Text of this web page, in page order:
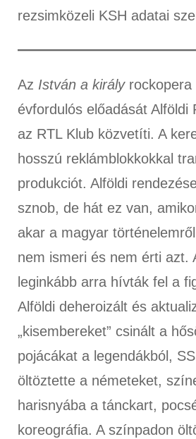
rezsimközeli KSH adatai
Az István a királyrockopera
évfordulós előadását Alföldi
az RTL Klub közvetíti. A
hosszú reklámblokkokkal
produkciót. Alföldi
sznob, de hát ez van,
akar a magyar
nem ismeri és nem érti azt.
leginkább arra hívták fel a
Alföldi deheroizált és
„kisembereket” csinált a
pojácákat a legendákból,
öltöztette a németeket,
harisnyába a tánckart,
koreográfia. A színpadon